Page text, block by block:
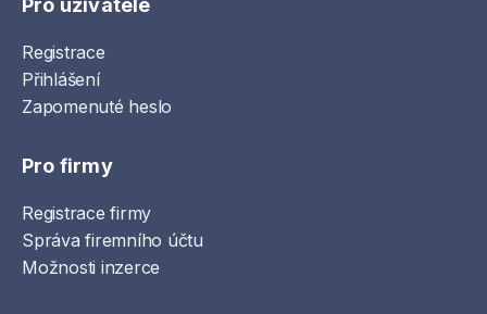
Pro uživatele
Registrace
Přihlášení
Zapomenuté heslo
Pro firmy
Registrace firmy
Správa firemního účtu
Možnosti inzerce